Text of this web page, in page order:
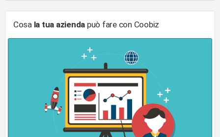
Cosa la tua azienda può fare con Coobiz